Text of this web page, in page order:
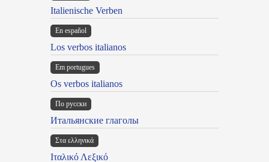
Italienische Verben
En español
Los verbos italianos
Em portugues
Os verbos italianos
По русски
Итальянские глаголы
Στα ελληνικά
Ιταλικό Λεξικό